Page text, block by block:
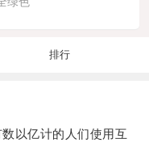
排行
以亿计的人们使用互